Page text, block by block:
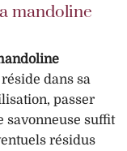
mandoline
réside dans sa
passer
savonneuse suffit
résidus